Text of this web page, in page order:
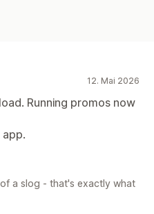
12. Mai 2026
Running promos now
a slog - that's exactly what